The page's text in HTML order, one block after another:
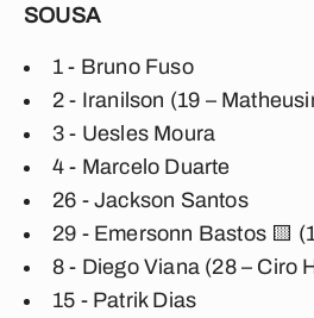
SOUSA
1 - Bruno Fuso
2 - Iranilson (19 –
3 - Uesles Moura
4 - Marcelo Duarte
26 - Jackson Santos
29 - Emersonn Bastos 🟨
8 - Diego Viana (28 – Ciro
15 - Patrik Dias